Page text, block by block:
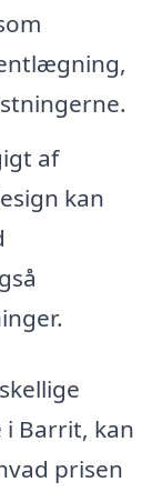
af
kan
Barrit, kan
prisen